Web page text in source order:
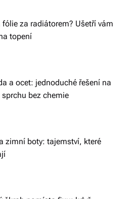
fólie za radiátorem? Ušetří vám
topení
a ocet: jednoduché řešení na
bez chemie
zimní boty: tajemství, které